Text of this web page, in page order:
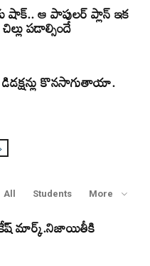
ఆ పాపులర్ ప్లాన్ ఇక
పడాల్సిందే
కొనసాగుతాయా.
All Students More
మార్క్.నిజాయితీకి